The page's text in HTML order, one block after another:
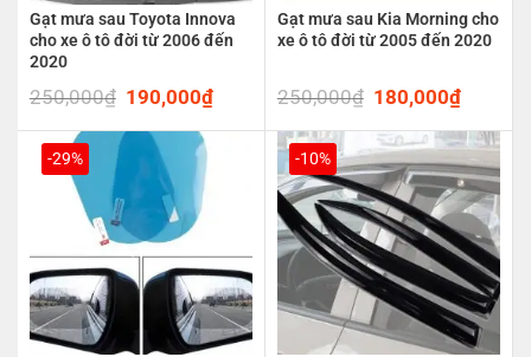
Gạt mưa sau Toyota Innova
cho xe ô tô đời từ 2006 đến
2020
250,000₫ Original
was:
250,000₫.
190,000₫Current
is:
190,000₫.
Gạt mưa sau Kia Morning cho
xe ô tô đời từ 2005 đến 2020
250,000₫ Original
was:
250,000₫.
180,000₫Current
is:
-29% -10%